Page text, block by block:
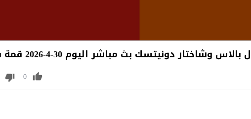
دونيتسك بث مباشر اليوم 30-4-2026 قمة سينيريس أرينا
0